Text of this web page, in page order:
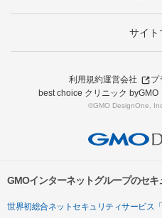
サイト
利用規約運営会社
プ
best choice クリニック byGMO
©GMO DesignOne,
GMOインターネットグループのセ
世界初総合ネットセキュリティサービス